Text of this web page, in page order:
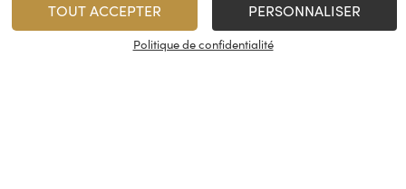
TOUT ACCEPTER PERSONNALISER
Politique de confidentialité